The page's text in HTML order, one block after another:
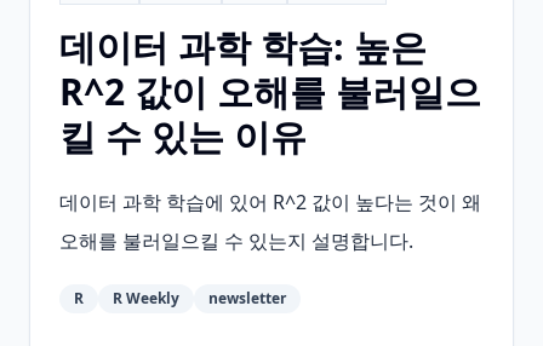
데이터 과학 학습: 높은
R^2 값이 오해를 불러일으
킬 수 있는 이유
데이터 과학 학습에 있어 R^2 값이 높다는 것이 왜
오해를 불러일으킬 수 있는지 설명합니다.
R R Weekly newsletter